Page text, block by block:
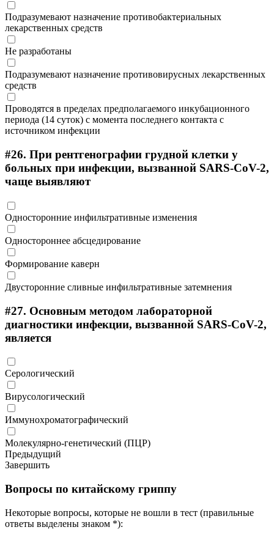
Подразумевают назначение противобактериальных
лекарственных средств
Не разработаны
Подразумевают назначение противовирусных лекарственных
средств
Проводятся в пределах предполагаемого инкубационного
периода (14 суток) с момента последнего контакта с
источником инфекции
#26. При рентгенографии грудной клетки у
больных при инфекции, вызванной SARS-CoV-2,
чаще выявляют
Односторонние инфильтративные изменения
Одностороннее абсцедирование
Формирование каверн
Двусторонние сливные инфильтративные затемнения
#27. Основным методом лабораторной
диагностики инфекции, вызванной SARS-CoV-2,
является
Серологический
Вирусологический
Иммунохроматографический
Молекулярно-генетический (ПЦР)
Предыдущий
Завершить
Вопросы по китайскому гриппу
Некоторые вопросы, которые не вошли в тест (правильные
ответы выделены знаком *):